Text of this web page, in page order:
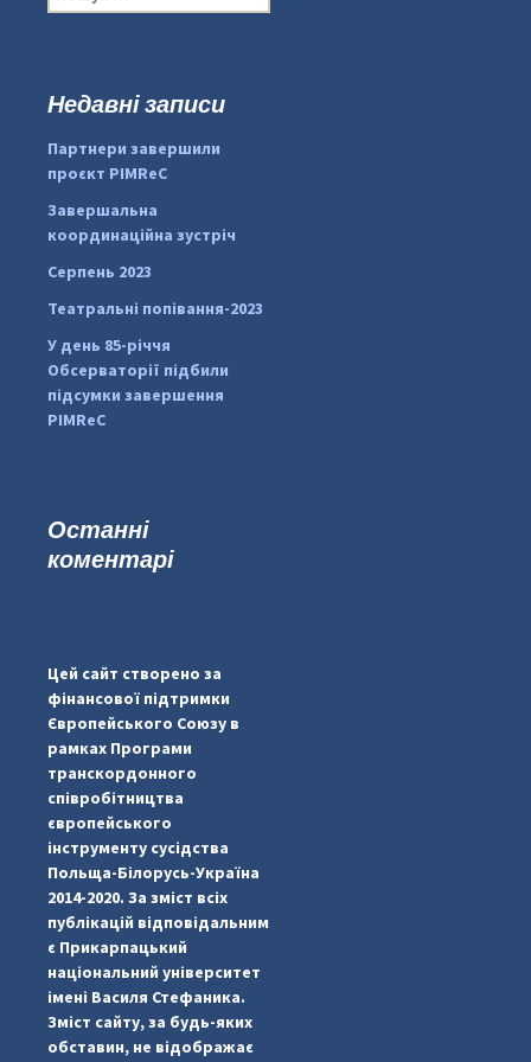
#PipIvanToday
pimrec_project
о
:Недавні записи
Партнери завершили
проєкт PIMReC
Завершальна
координаційна зустріч
Серпень 2023
Театральні попівання-2023
У день 85-річчя
Обсерваторії підбили
підсумки завершення
PIMReC
Останні
коментарі
Цей сайт створено за
фінансової підтримки
Європейського Союзу в
рамках Програми
транскордонного
співробітництва
європейського
інструменту сусідства
Польща-Білорусь-Україна
2014-2020. За зміст всіх
публікацій відповідальним
є Прикарпацький
національний університет
імені Василя Стефаника.
Зміст сайту, за будь-яких
обставин, не відображає